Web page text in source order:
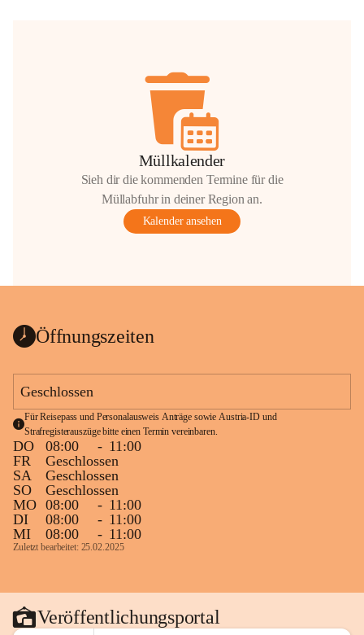
Müllkalender
Sieh dir die kommenden Termine für die
Müllabfuhr in deiner Region an.
Kalender ansehen
Öffnungszeiten
Geschlossen
Für Reisepass und Personalausweis Anträge sowie Austria-ID und
Strafregisterauszüge bitte einen Termin vereinbaren.
DO 08:00 - 11:00
FR
Geschlossen
SA
Geschlossen
SO
Geschlossen
MO 08:00 - 11:00
DI
08:00 - 11:00
MI
08:00 - 11:00
Zuletzt bearbeitet: 25.02.2025
Veröffentlichungsportal